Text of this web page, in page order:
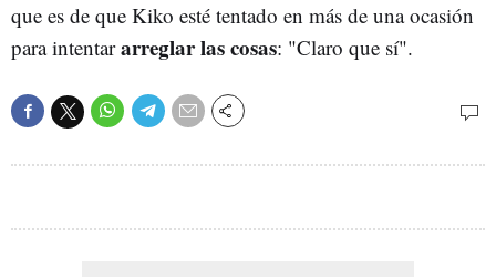
que es de que Kiko esté tentado en más de una ocasión
para intentararreglar las cosas: "Claro que sí".